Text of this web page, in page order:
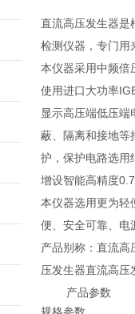
直流高压发生器是
检测仪器，专门用
本仪器采用中频倍
使用进口大功率
显示高压端低压端
蔽、隔离和接地等
护，保护电路选用
增设智能高精度
本仪器选用更为轻
便、安全可靠、电
产品别称：直流高
压发生器直流高压
产品参数